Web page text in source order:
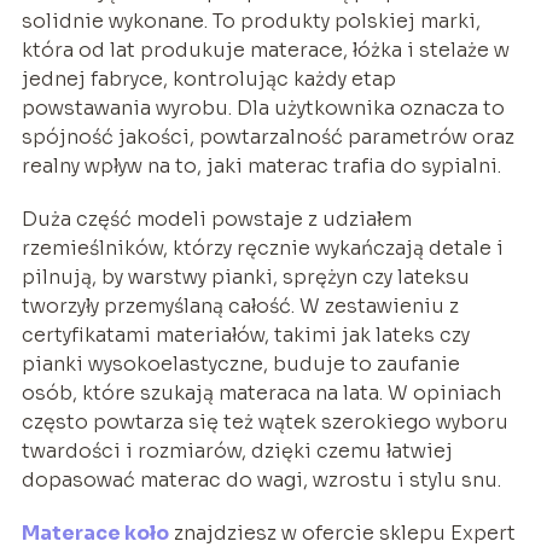
solidnie wykonane. To produkty polskiej marki,
która od lat produkuje materace, łóżka i stelaże w
jednej fabryce, kontrolując każdy etap
powstawania wyrobu. Dla użytkownika oznacza to
spójność jakości, powtarzalność parametrów oraz
realny wpływ na to, jaki materac trafia do sypialni.
Duża część modeli powstaje z udziałem
rzemieślników, którzy ręcznie wykańczają detale i
pilnują, by warstwy pianki, sprężyn czy lateksu
tworzyły przemyślaną całość. W zestawieniu z
certyfikatami materiałów, takimi jak lateks czy
pianki wysokoelastyczne, buduje to zaufanie
osób, które szukają materaca na lata. W opiniach
często powtarza się też wątek szerokiego wyboru
twardości i rozmiarów, dzięki czemu łatwiej
dopasować materac do wagi, wzrostu i stylu snu.
Materace kołoznajdziesz w ofercie sklepu Expert